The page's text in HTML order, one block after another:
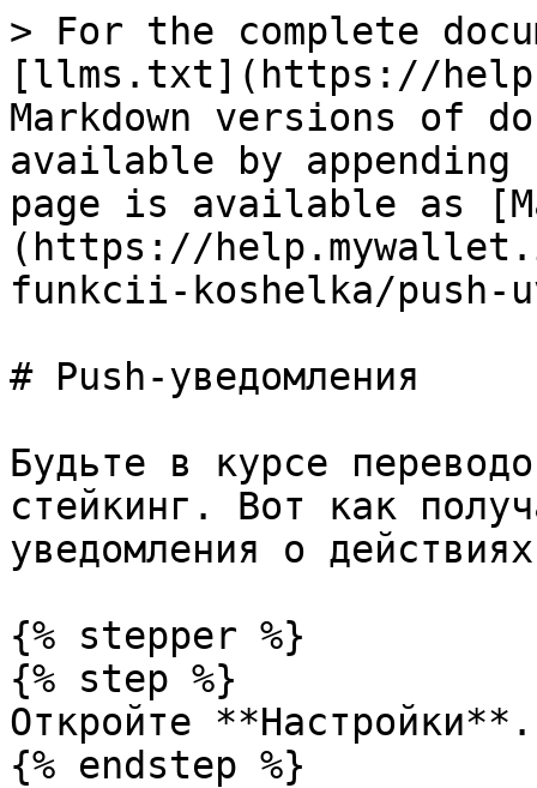
> For the complete
[llms.txt](https://
Markdown versions of
available by
page is available as
(https://
funkcii-koshelka/push-
# Push-уведомления
Будьте в курсе
стейкинг. Вот как
уведомления о
{% stepper %}
{% step %}
Откройте **Настройки**.
{% endstep %}